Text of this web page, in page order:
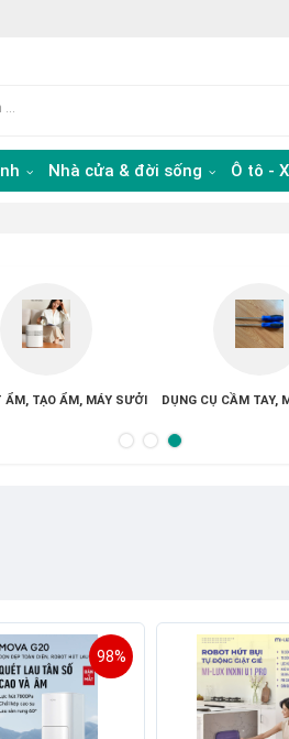
Nhà cửa & đời sống Ô tô -
MÁY GIẶT BÌNH NƯỚC
98%